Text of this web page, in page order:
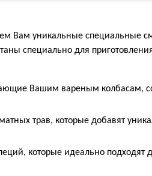
Вам уникальные специальные
специально для
Вашим вареным колбасам,
трав, которые добавят
которые идеально подходят